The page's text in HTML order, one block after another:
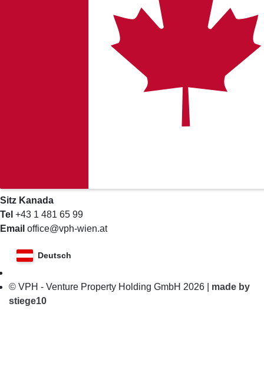
Sitz Kanada
Tel +43 1 481 65 99
Email office@vph-wien.at
Deutsch
© VPH - Venture Property Holding GmbH 2026 | made by
stiege10